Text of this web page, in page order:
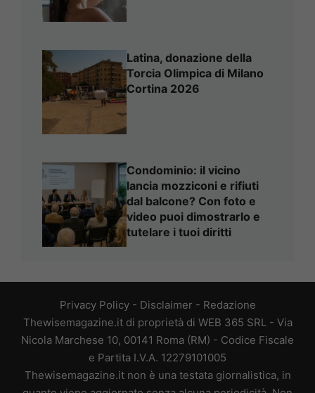
Latina, donazione della
Torcia Olimpica di Milano
Cortina 2026
Condominio: il vicino
lancia mozziconi e rifiuti
dal balcone? Con foto e
video puoi dimostrarlo e
tutelare i tuoi diritti
Privacy Policy- Disclaimer - Redazione
Thewisemagazine.it di proprietà di WEB 365 SRL - Via
Nicola Marchese 10, 00141 Roma (RM) - Codice Fiscale
e Partita I.V.A. 12279101005
Thewisemagazine.it non è una testata giornalistica, in